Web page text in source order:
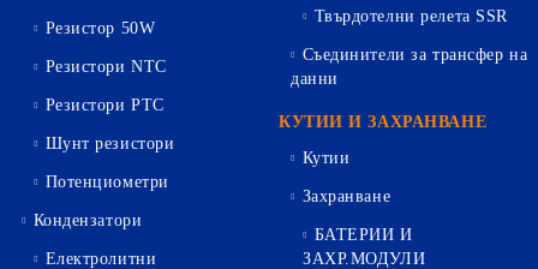
Резистор 50W
Резистори NTC
Резистори PTC
Шунт резистори
Потенциометри
Кондензатори
Електролитни
Твърдотелни релета SSR
Съединители за трансфер на
данни
КУТИИ И ЗАХРАНВАНЕ
Кутии
Захранване
БАТЕРИИ И
ЗАХР.МОДУЛИ